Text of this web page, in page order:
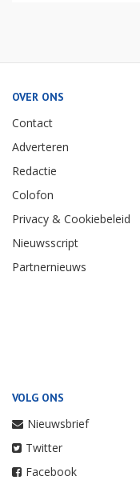
OVER ONS
Contact
Adverteren
Redactie
Colofon
Privacy & Cookiebeleid
Nieuwsscript
Partnernieuws
VOLG ONS
Nieuwsbrief
Twitter
Facebook